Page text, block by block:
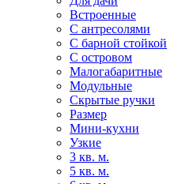
Встроенные
С антресолями
С барной стойкой
С островом
Малогабаритные
Модульные
Скрытые ручки
Размер
Мини-кухни
Узкие
3 кв. м.
5 кв. м.